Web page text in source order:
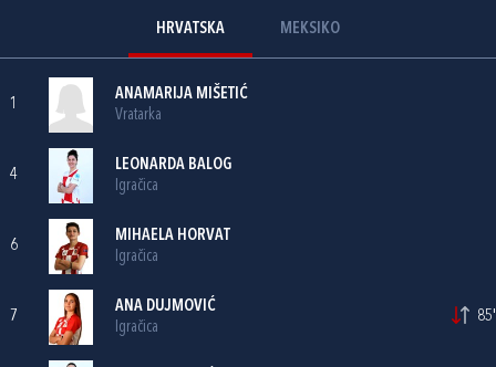
HRVATSKA MEKSIKO
1
ANAMARIJA MIŠETIĆ
Vratarka
4
LEONARDA BALOG
Igračica
6
MIHAELA HORVAT
Igračica
7
ANA DUJMOVIĆ
Igračica
85'